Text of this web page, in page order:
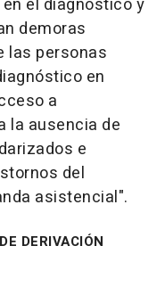
el diagnóstico y
demoras
las personas
en
a
la ausencia de
e
del
asistencial".
DERIVACIÓN